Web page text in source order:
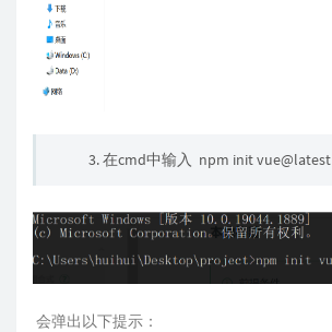
3. 在cmd中输入 npm init vue@latest
会弹出以下提示：